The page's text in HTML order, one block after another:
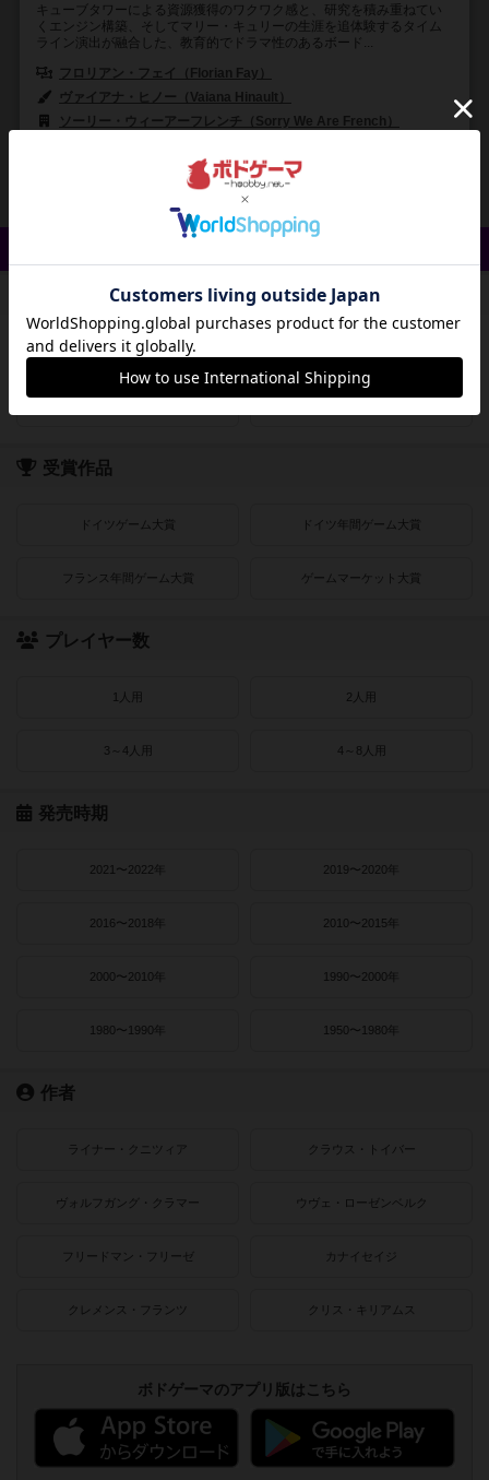
キューブタワーによる資源獲得のワクワク感と、研究を積み重ねてい
くエンジン構築、そしてマリー・キュリーの生涯を追体験するタイム
ライン演出が融合した、教育的でドラマ性のあるボード...
フロリアン・フェイ（Florian Fay）
ヴァイアナ・ヒノー（Vaiana Hinault）
デビッド・シットボン（
ソーリー・ウィーアーフレンチ（Sorry We Are French）
ディノ
27
経験あり お気に入り
最近登録された順
受賞作品
ドイツゲーム大賞 ドイツ年間ゲーム大賞
フランス年間ゲーム大賞 ゲームマーケット大賞
プレイヤー数
1人用 2人用
3～4人用 4～8人用
発売時期
2021〜2022年 2019〜2020年
2016〜2018年 2010〜2015年
2000〜2010年 1990〜2000年
1980〜1990年 1950〜1980年
作者
ライナー・クニツィア クラウス・トイバー
ヴォルフガング・クラマー ウヴェ・ローゼンベルク
フリードマン・フリーゼ カナイセイジ
クレメンス・フランツ クリス・キリアムス
ボドゲーマのアプリ版はこちら